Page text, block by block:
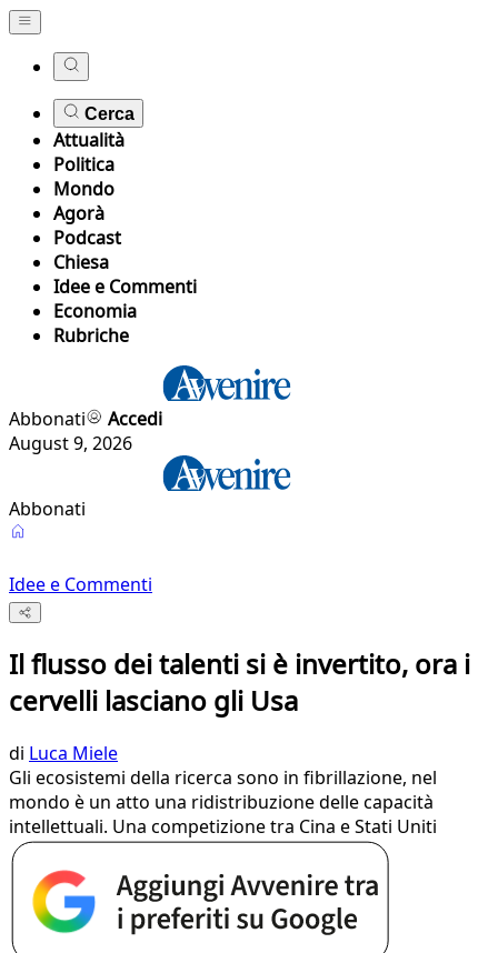
Cerca
Attualità
Politica
Mondo
Agorà
Podcast
Chiesa
Idee e Commenti
Economia
Rubriche
Abbonati
Accedi
August 9, 2026
Abbonati
Idee e Commenti
Il flusso dei talenti si è invertito, ora i
cervelli lasciano gli Usa
di Luca Miele
Gli ecosistemi della ricerca sono in fibrillazione, nel
mondo è un atto una ridistribuzione delle capacità
intellettuali. Una competizione tra Cina e Stati Uniti